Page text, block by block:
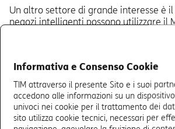
Un altro settore di grande interesse è il
negozi intelligenti possono utilizzare il
personalizzare le esperienze dei clienti
gestione dell’inventario in tempo
per settori come lalogisticael’energia
monitoraggio costante e
un occhio di riguardo alla sostenibilità.
Informativa e Consenso Cookie
TIM attraverso il presente Sito e i suoi
accedono alle informazioni su un
univoci nei cookie per il trattamento dei
sito utilizza cookie tecnici, necessari per